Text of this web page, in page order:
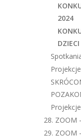
2024
28. ZOOM
29. ZOOM